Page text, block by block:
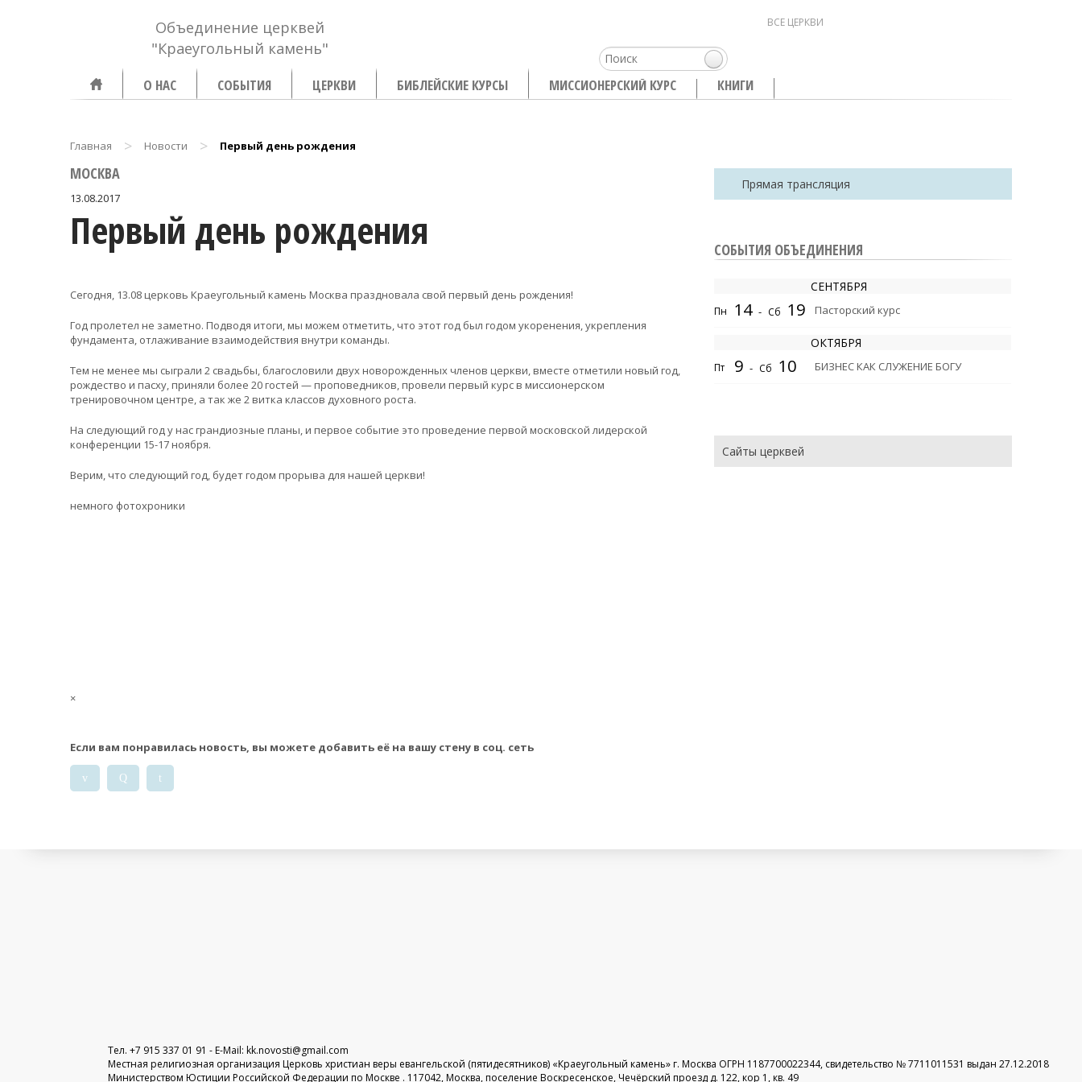
Объединение церквей
"Краеугольный камень"
О НАС СОБЫТИЯ ЦЕРКВИ БИБЛЕЙСКИЕ КУРСЫ МИССИОНЕРСКИЙ КУРС КНИГИ
ВСЕ ЦЕРКВИ
Главная > Новости > Первый день рождения
МОСКВА
13.08.2017
Первый день рождения
Сегодня, 13.08 церковь Краеугольный камень Москва праздновала свой первый день рождения!
Год пролетел не заметно. Подводя итоги, мы можем отметить, что этот год был годом укоренения, укрепления
фундамента, отлаживание взаимодействия внутри команды.
Тем не менее мы сыграли 2 свадьбы, благословили двух новорожденных членов церкви, вместе отметили новый год,
рождество и пасху, приняли более 20 гостей — проповедников, провели первый курс в миссионерском
тренировочном центре, а так же 2 витка классов духовного роста.
На следующий год у нас грандиозные планы, и первое событие это проведение первой московской лидерской
конференции 15-17 ноября.
Верим, что следующий год, будет годом прорыва для нашей церкви!
немного фотохроники
×
Если вам понравилась новость, вы можете добавить её на вашу стену в соц. сеть
v Q t
Прямая трансляция
СОБЫТИЯ ОБЪЕДИНЕНИЯ
СЕНТЯБРЯ
Пн 14 - Сб 19 Пасторский курс
ОКТЯБРЯ
Пт 9 - Сб 10 БИЗНЕС КАК СЛУЖЕНИЕ БОГУ
Сайты церквей
Тел. +7 915 337 01 91 - E-Mail:kk.novosti@gmail.com
Местная религиозная организация Церковь христиан веры евангельской (пятидесятников) «Краеугольный камень» г. Москва ОГРН 1187700022344, свидетельство № 7711011531 выдан 27.12.2018
Министерством Юстиции Российской Федерации по Москве . 117042, Москва, поселение Воскресенское, Чечёрский проезд д. 122, кор 1, кв. 49